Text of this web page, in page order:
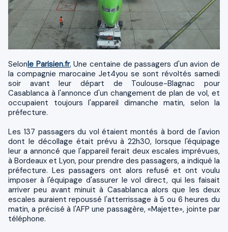
Selonle Parisien.fr, Une centaine de passagers d'un avion de
la compagnie marocaine Jet4you se sont révoltés samedi
soir avant leur départ de Toulouse-Blagnac pour
Casablanca à l'annonce d'un changement de plan de vol, et
occupaient toujours l'appareil dimanche matin, selon la
préfecture.
Les 137 passagers du vol étaient montés à bord de l'avion
dont le décollage était prévu à 22h30, lorsque l'équipage
leur a annoncé que l'appareil ferait deux escales imprévues,
à Bordeaux et Lyon, pour prendre des passagers, a indiqué la
préfecture. Les passagers ont alors refusé et ont voulu
imposer à l'équipage d'assurer le vol direct, qui les faisait
arriver peu avant minuit à Casablanca alors que les deux
escales auraient repoussé l'atterrissage à 5 ou 6 heures du
matin, a précisé à l'AFP une passagère, «Majette», jointe par
téléphone.